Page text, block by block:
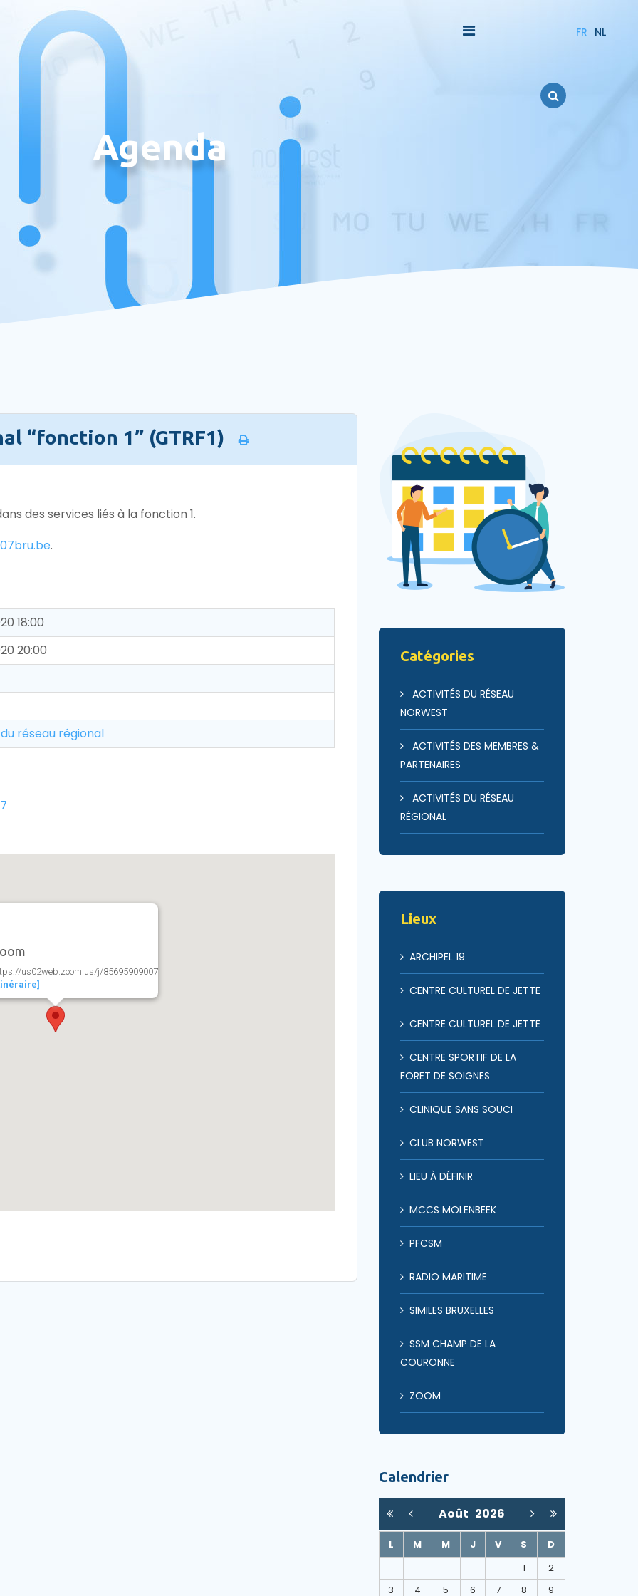
FR NL
Agenda
“fonction 1” (GTRF1)
des services liés à la fonction 1.
.
18:00
20:00
réseau régional
us02web.zoom.us/j/85695909007
Catégories
ACTIVITÉS DU RÉSEAU
NORWEST
ACTIVITÉS DES MEMBRES &
PARTENAIRES
ACTIVITÉS DU RÉSEAU
RÉGIONAL
Lieux
ARCHIPEL 19
CENTRE CULTUREL DE JETTE
CENTRE CULTUREL DE JETTE
CENTRE SPORTIF DE LA
FORET DE SOIGNES
CLINIQUE SANS SOUCI
CLUB NORWEST
LIEU À DÉFINIR
MCCS MOLENBEEK
PFCSM
RADIO MARITIME
SIMILES BRUXELLES
SSM CHAMP DE LA
COURONNE
ZOOM
Calendrier
Août 2026
L M M J V S
D
1
2
3
4 5 6 7 8
9